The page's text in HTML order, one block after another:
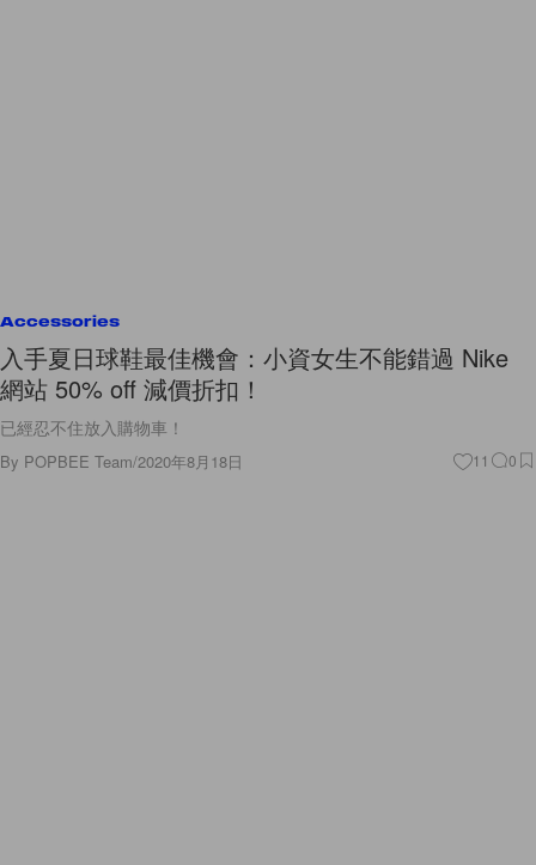
Accessories
入手夏日球鞋最佳機會：小資女生不能錯過 Nike
網站 50% off 減價折扣！
已經忍不住放入購物車！
By POPBEE Team/2020年8月18日 11 0